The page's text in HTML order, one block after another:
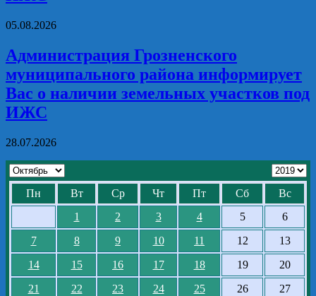
05.08.2026
Администрация Грозненского
муниципального района информирует
Вас о наличии земельных участков под
ИЖС
28.07.2026
Пн Вт Ср Чт Пт Сб
Вс
1
2 3 4 5
6
7
8 9 10 11 12
13
14
15 16 17 18 19
20
21
22 23 24 25 26
27